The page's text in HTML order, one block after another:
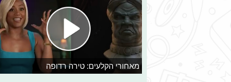
מאחורי הקלעים: טירה רדופה